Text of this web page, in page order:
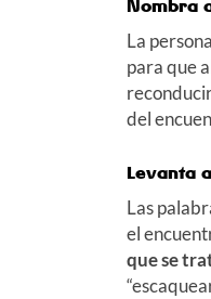
Nombra
La
para que
del
Levanta
Las
el
que se